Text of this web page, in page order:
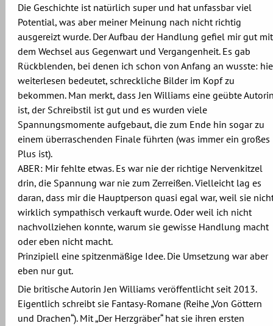
Die Geschichte ist natürlich super und hat unfassbar viel
Potential, was aber meiner Meinung nach nicht richtig
ausgereizt wurde. Der Aufbau der Handlung gefiel mir gut mit
dem Wechsel aus Gegenwart und Vergangenheit. Es gab
Rückblenden, bei denen ich schon von Anfang an wusste:
weiterlesen bedeutet, schreckliche Bilder im Kopf zu
bekommen. Man merkt, dass Jen Williams eine geübte
ist, der Schreibstil ist gut und es wurden viele
Spannungsmomente aufgebaut, die zum Ende hin sogar zu
einem überraschenden Finale führten (was immer ein großes
Plus ist).
ABER: Mir fehlte etwas. Es war nie der richtige Nervenkitzel
drin, die Spannung war nie zum Zerreißen. Vielleicht lag es
daran, dass mir die Hauptperson quasi egal war, weil sie
wirklich sympathisch verkauft wurde. Oder weil ich nicht
nachvollziehen konnte, warum sie gewisse Handlung macht
oder eben nicht macht.
Prinzipiell eine spitzenmäßige Idee. Die Umsetzung war aber
eben nur gut.
Die britische Autorin Jen Williams veröffentlicht seit 2013.
Eigentlich schreibt sie Fantasy-Romane (Reihe „Von Göttern
und Drachen“). Mit „Der Herzgräber“ hat sie ihren ersten